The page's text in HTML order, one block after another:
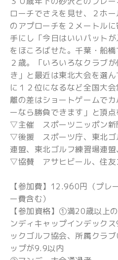
ローチでさえを見せ、２ホ
のアプローチを２メートル
手にし「今日はいいパット
をほころばせた。千葉・船
２歳。「いろいろなクラブ
き」と最近は東北大会を選
に１２位になるなど全国大
離の差はショートゲームで
ーなら勝負できます」と頂点
▽主催 スポーツニッポン新
▽後援 スポーツ庁、東北ゴ
連盟、東北ゴルフ練習場連
▽協賛 アサヒビール、住友
【参加費】12.960円（プレ
ー費含む）
【参加資格】①満20歳以上
ンディキャップインデック
ックゴルフ協会、所属クラ
ップが9.9以内